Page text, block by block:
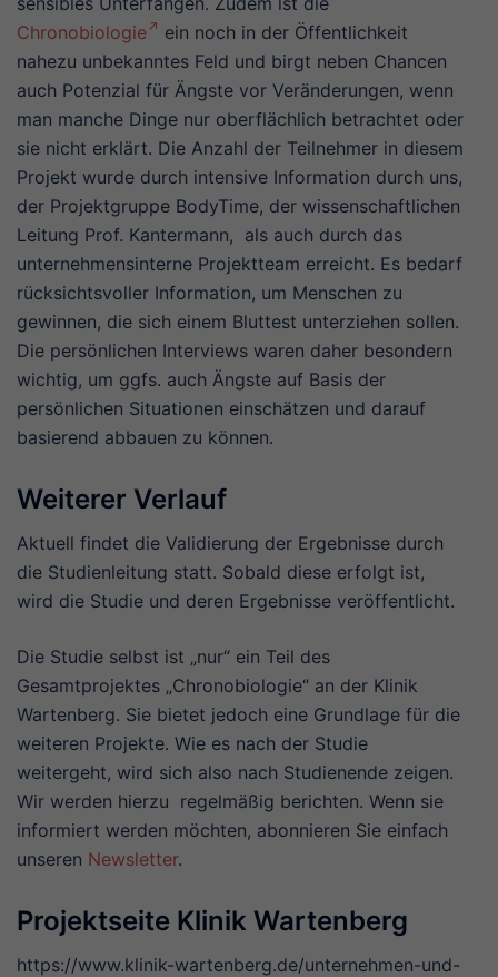
Chronobiologie
ein noch in der Öffentlichkeit
nahezu unbekanntes Feld und birgt neben Chancen
auch Potenzial für Ängste vor Veränderungen, wenn
man manche Dinge nur oberflächlich betrachtet oder
sie nicht erklärt. Die Anzahl der Teilnehmer in diesem
Projekt wurde durch intensive Information durch uns,
der Projektgruppe BodyTime, der wissenschaftlichen
Leitung Prof. Kantermann, als auch durch das
unternehmensinterne Projektteam erreicht. Es bedarf
rücksichtsvoller Information, um Menschen zu
gewinnen, die sich einem Bluttest unterziehen sollen.
Die persönlichen Interviews waren daher besondern
wichtig, um ggfs. auch Ängste auf Basis der
persönlichen Situationen einschätzen und darauf
basierend abbauen zu können.
Weiterer Verlauf
Aktuell findet die Validierung der Ergebnisse durch
die Studienleitung statt. Sobald diese erfolgt ist,
wird die Studie und deren Ergebnisse veröffentlicht.
Die Studie selbst ist „nur“ ein Teil des
Gesamtprojektes „Chronobiologie“ an der Klinik
Wartenberg. Sie bietet jedoch eine Grundlage für die
weiteren Projekte. Wie es nach der Studie
weitergeht, wird sich also nach Studienende zeigen.
Wir werden hierzu regelmäßig berichten. Wenn sie
informiert werden möchten, abonnieren Sie einfach
unseren Newsletter.
Projektseite Klinik Wartenberg
https://www.klinik-wartenberg.de/unternehmen-und-